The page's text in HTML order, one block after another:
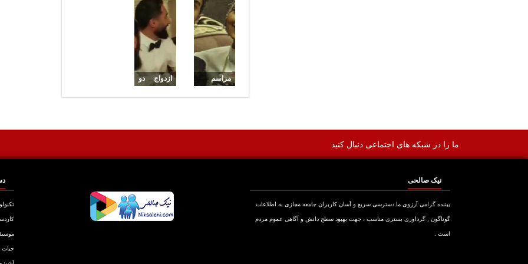
دختر آبی
هادی
کاظمی
مراسم
هادی
ازدواج دو
سمانه
ما را در شبکه های اجتماعی دنبال کنید
نیک صالحی
بیننده گرامی آرزوی ما دسترسی سریع و آسان کاربران جامعه مجازی به اطلاعات
گوناگون , گرداوری بستری مناسب ، جهت بهبود سطح دانش و آگاهی عموم مردم
است .